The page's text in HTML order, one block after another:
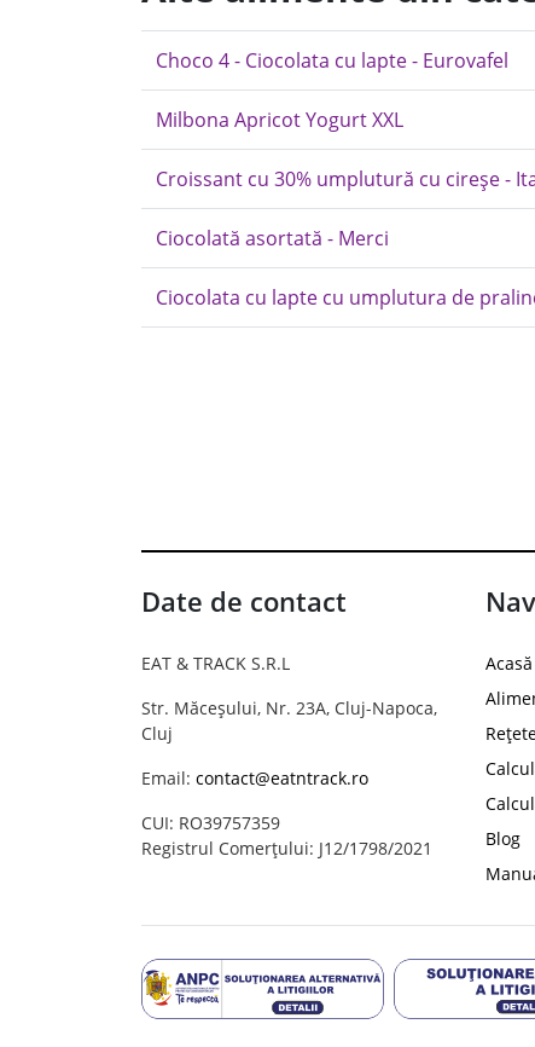
Choco 4 - Ciocolata cu lapte - Eurovafel
Milbona Apricot Yogurt XXL
Croissant cu 30% umplutură cu cireșe -
Ciocolată asortată - Merci
Ciocolata cu lapte cu umplutura de
Date de contact
EAT & TRACK S.R.L
Str. Măceșului, Nr. 23A, Cluj-Napoca,
Cluj
Email: contact@eatntrack.ro
CUI: RO39757359
Registrul Comerțului: J12/1798/2021
Acasă
Blog